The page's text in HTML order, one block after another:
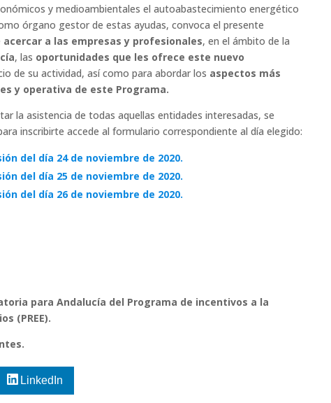
y medioambientales el autoabastecimiento energético
órgano gestor de estas ayudas, convoca el presente
acercar a las empresas y profesionales, en el ámbito de la
, las oportunidades que les ofrece este nuevo
de su actividad, así como para abordar los aspectos más
y operativa de este Programa.
la asistencia de todas aquellas entidades interesadas, se
inscribirte accede al formulario correspondiente al día elegido:
del día 24 de noviembre de 2020.
del día 25 de noviembre de 2020.
del día 26 de noviembre de 2020.
para Andalucía del Programa de incentivos a la
(PREE).
LinkedIn